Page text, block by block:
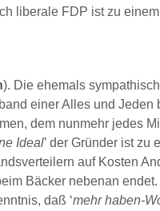
liberale FDP ist zu
). Die ehemals
einer Alles und
dem nunmehr jedes
Ideal’ der Gründer ist
auf Kosten
Bäcker nebenan
daß ‘mehr haben-